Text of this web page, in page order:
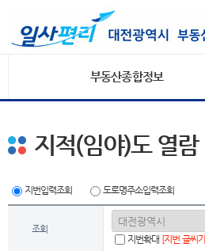
부동산종합정보
지적(임야)도 열람
지번입력조회 도로명주소입력조회
조회
지번확대 [지번 글씨